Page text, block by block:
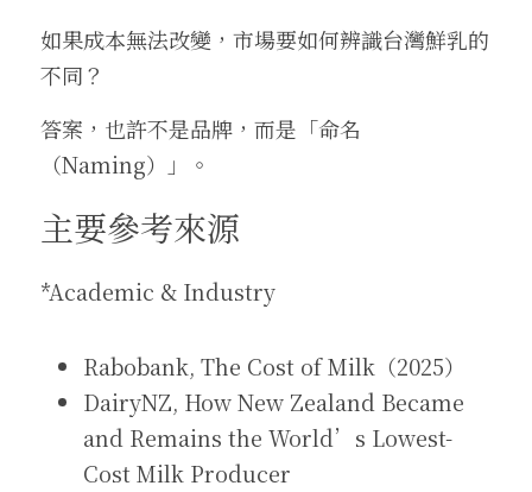
如果成本無法改變，市場要如何辨識台灣鮮乳的
不同？
答案，也許不是品牌，而是「命名
（Naming）」。
主要參考來源
*Academic & Industry
Rabobank, The Cost of Milk（2025）
DairyNZ, How New Zealand Became
and Remains the World’s Lowest-
Cost Milk Producer